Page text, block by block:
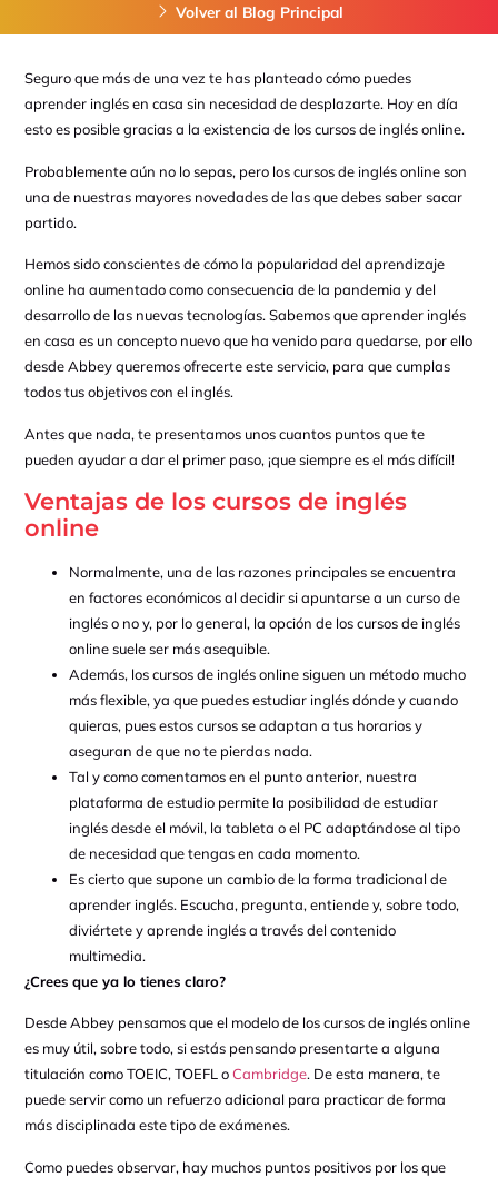
Volver al Blog Principal
Seguro que más de una vez te has planteado cómo puedes
aprender inglés en casa sin necesidad de desplazarte. Hoy en día
esto es posible gracias a la existencia de los cursos de inglés online.
Probablemente aún no lo sepas, pero los cursos de inglés online son
una de nuestras mayores novedades de las que debes saber sacar
partido.
Hemos sido conscientes de cómo la popularidad del aprendizaje
online ha aumentado como consecuencia de la pandemia y del
desarrollo de las nuevas tecnologías. Sabemos que aprender inglés
en casa es un concepto nuevo que ha venido para quedarse, por ello
desde Abbey queremos ofrecerte este servicio, para que cumplas
todos tus objetivos con el inglés.
Antes que nada, te presentamos unos cuantos puntos que te
pueden ayudar a dar el primer paso, ¡que siempre es el más difícil!
Ventajas de los cursos de inglés
online
Normalmente, una de las razones principales se encuentra
en factores económicos al decidir si apuntarse a un curso de
inglés o no y, por lo general, la opción de los cursos de inglés
online suele ser más asequible.
Además, los cursos de inglés online siguen un método mucho
más flexible, ya que puedes estudiar inglés dónde y cuando
quieras, pues estos cursos se adaptan a tus horarios y
aseguran de que no te pierdas nada.
Tal y como comentamos en el punto anterior, nuestra
plataforma de estudio permite la posibilidad de estudiar
inglés desde el móvil, la tableta o el PC adaptándose al tipo
de necesidad que tengas en cada momento.
Es cierto que supone un cambio de la forma tradicional de
aprender inglés. Escucha, pregunta, entiende y, sobre todo,
diviértete y aprende inglés a través del contenido
multimedia.
¿Crees que ya lo tienes claro?
Desde Abbey pensamos que el modelo de los cursos de inglés online
es muy útil, sobre todo, si estás pensando presentarte a alguna
titulación como TOEIC, TOEFL oCambridge. De esta manera, te
puede servir como un refuerzo adicional para practicar de forma
más disciplinada este tipo de exámenes.
Como puedes observar, hay muchos puntos positivos por los que